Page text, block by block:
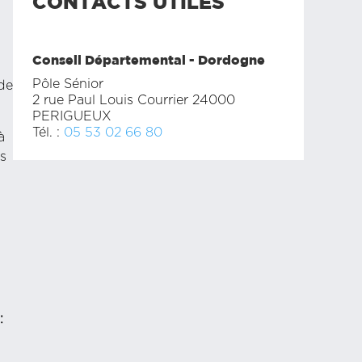
Conseil Départemental - Dordogne
Pôle Sénior
2 rue Paul Louis Courrier 24000
PERIGUEUX
Tél. : 05 53 02 66 80